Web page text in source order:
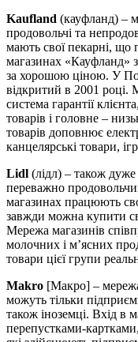
Kaufland (кауфланд) –
продовольчі та
мають свої пекарні, що
магазинах «Кауфланд»
за хорошою ціною. У
відкритий в 2001 році.
система гарантії
товарів і головне –
товарів доповнює
канцелярські товари,
Lidl (лідл) – також
переважно
магазинах працюють
завжди можна купити
Мережа магазинів
молочних і м’ясних
товари цієї групи
Makro [Макро] – мережа
можуть тільки
також іноземці. Вхід в
перепустками-